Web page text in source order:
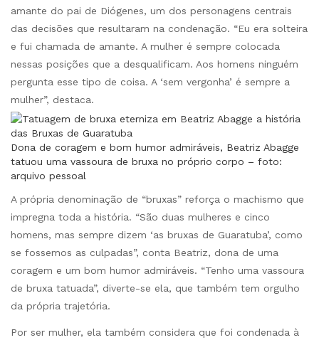
amante do pai de Diógenes, um dos personagens centrais
das decisões que resultaram na condenação. “Eu era solteira
e fui chamada de amante. A mulher é sempre colocada
nessas posições que a desqualificam. Aos homens ninguém
pergunta esse tipo de coisa. A ‘sem vergonha’ é sempre a
mulher”, destaca.
Dona de coragem e bom humor admiráveis, Beatriz Abagge
tatuou uma vassoura de bruxa no próprio corpo – foto:
arquivo pessoal
A própria denominação de “bruxas” reforça o machismo que
impregna toda a história. “São duas mulheres e cinco
homens, mas sempre dizem ‘as bruxas de Guaratuba’, como
se fossemos as culpadas”, conta Beatriz, dona de uma
coragem e um bom humor admiráveis. “Tenho uma vassoura
de bruxa tatuada”, diverte-se ela, que também tem orgulho
da própria trajetória.
Por ser mulher, ela também considera que foi condenada à